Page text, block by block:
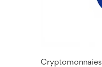
Cryptomonnaies